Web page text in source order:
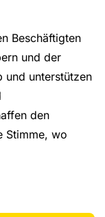
Beschäftigten
und der
und unterstützen
den
Stimme, wo